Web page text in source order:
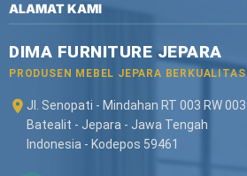
ALAMAT KAMI
DIMA FURNITURE JEPARA
PRODUSEN MEBEL JEPARA BERKUALITAS
Jl. Senopati - Mindahan RT 003 RW 003
Batealit - Jepara - Jawa Tengah
Indonesia - Kodepos 59461